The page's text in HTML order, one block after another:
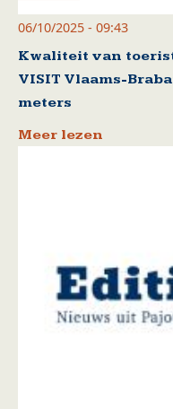
06/10/2025 - 09:43
Kwaliteit van
VISIT Vlaams-
meters
Meer lezen